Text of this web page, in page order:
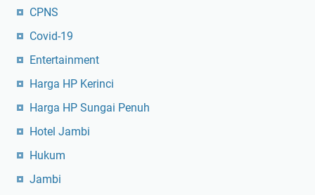
CPNS
Covid-19
Entertainment
Harga HP Kerinci
Harga HP Sungai Penuh
Hotel Jambi
Hukum
Jambi